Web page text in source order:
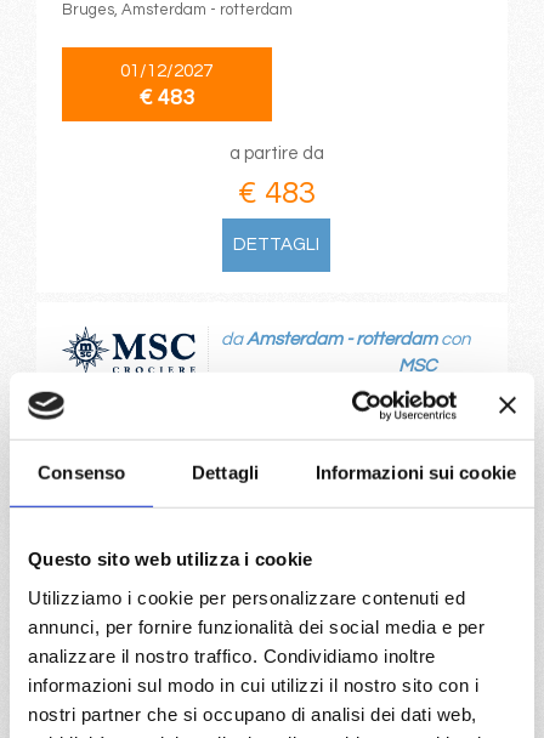
Consenso Dettagli Informazioni sui cookie
Questo sito web utilizza i cookie
Utilizziamo i cookie per personalizzare contenuti ed
annunci, per fornire funzionalità dei social media e per
analizzare il nostro traffico. Condividiamo inoltre
informazioni sul modo in cui utilizzi il nostro sito con i
nostri partner che si occupano di analisi dei dati web,
Bruges, Amsterdam - rotterdam
01/12/2027
€ 483
a partire da
€ 483
DETTAGLI
daAmsterdam - rotterdamcon
MSC
Preziosa
Amsterdam - rotterdam, Cherbourg, Paris (le havre),
Southampton, Amburgo, Bruges, Cherbourg
€ 485
€ 485
DETTAGLI